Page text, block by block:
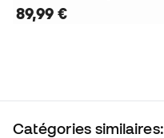
89,99 €
Catégories similaires: